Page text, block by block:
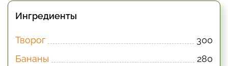
Ингредиенты
Творог
300
Бананы
280